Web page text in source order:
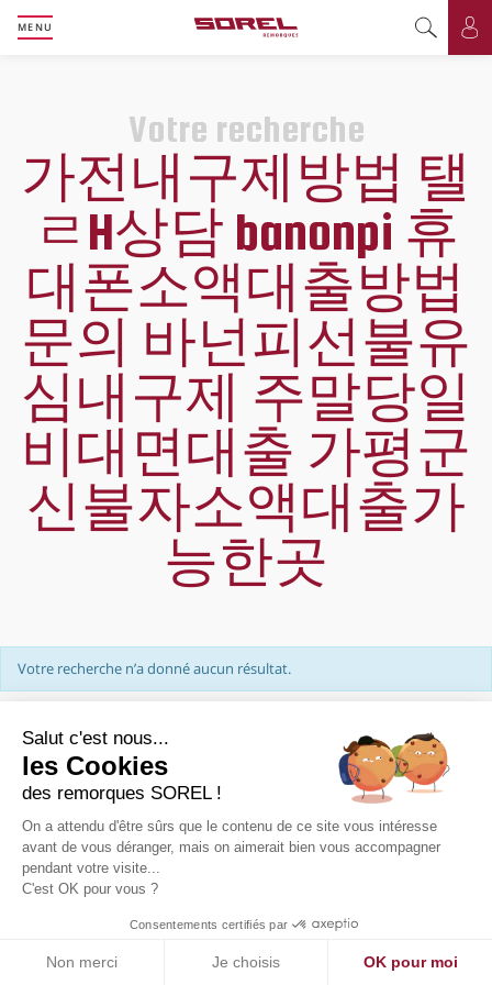
MENU Basculer
가전내구제방법 탤
ㄹH상담 banonpi 휴
대폰소액대출방법
문의 바넌피선불유
심내구제 주말당일
비대면대출 가평군
신불자소액대출가
능한곳
Votre recherche
Votre recherche n’a donné aucun résultat.
PRÉSENTATION
MENTIONS LÉGALES
Salut c'est nous...
les Cookies
des remorques SOREL !
On a attendu d'être sûrs que le contenu de ce site vous intéresse
avant de vous déranger, mais on aimerait bien vous accompagner
pendant votre visite...
C'est OK pour vous ?
Consentements certifiés par
Non merci Je choisis OK pour moi